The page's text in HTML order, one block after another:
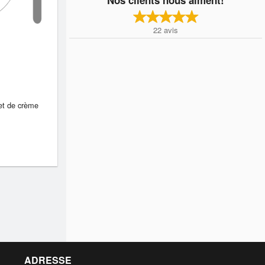
22 avis
de crème
ADRESSE